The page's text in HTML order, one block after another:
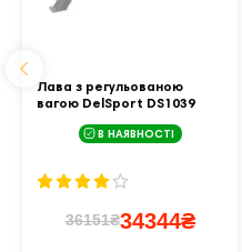
Лава з регульованою
вагою DelSport DS1039
В НАЯВНОСТІ
36151₴34344₴